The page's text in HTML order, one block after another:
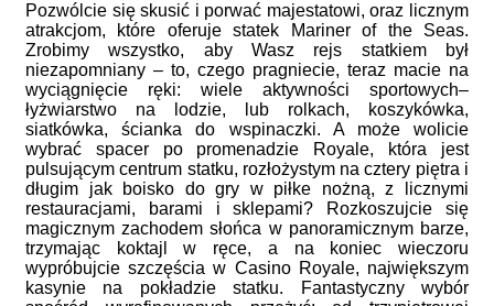
Pozwólcie się skusić i porwać majestatowi, oraz licznym
atrakcjom, które oferuje statek Mariner of the Seas.
Zrobimy wszystko, aby Wasz rejs statkiem był
niezapomniany – to, czego pragniecie, teraz macie na
wyciągnięcie ręki: wiele aktywności sportowych–
łyżwiarstwo na lodzie, lub rolkach, koszykówka,
siatkówka, ścianka do wspinaczki. A może wolicie
wybrać spacer po promenadzie Royale, która jest
pulsującym centrum statku, rozłożystym na cztery piętra i
długim jak boisko do gry w piłke nożną, z licznymi
restauracjami, barami i sklepami? Rozkoszujcie się
magicznym zachodem słońca w panoramicznym barze,
trzymając koktajl w ręce, a na koniec wieczoru
wypróbujcie szczęścia w Casino Royale, największym
kasynie na pokładzie statku. Fantastyczny wybór